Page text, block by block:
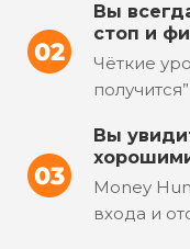
Вы
стоп и
Чёткие
получится”
Вы
Money
входа и